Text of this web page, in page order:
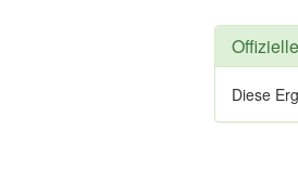
Diese